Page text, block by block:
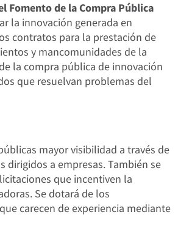
Fomento de la Compra Pública
la innovación generada en
contratos para la prestación de
y mancomunidades de la
la compra pública de innovación
que resuelvan problemas del
mayor visibilidad a través de
a empresas. También se
que incentiven la
Se dotará de los
carecen de experiencia mediante